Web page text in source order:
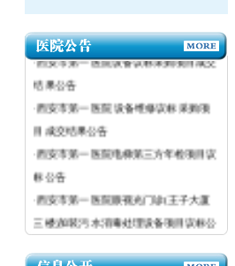
·西安市第一医院设备议标采购项目成交
告
·西安市第一医院医疗设备议标公告